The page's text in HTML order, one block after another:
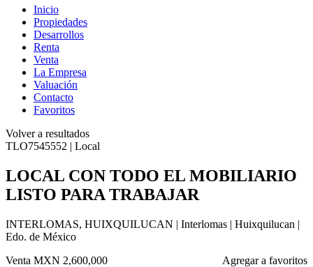
Inicio
Propiedades
Desarrollos
Renta
Venta
La Empresa
Valuación
Contacto
Favoritos
Volver a resultados
TLO7545552 | Local
LOCAL CON TODO EL MOBILIARIO
LISTO PARA TRABAJAR
INTERLOMAS, HUIXQUILUCAN | Interlomas | Huixquilucan |
Edo. de México
Agregar a favoritos
Venta MXN 2,600,000